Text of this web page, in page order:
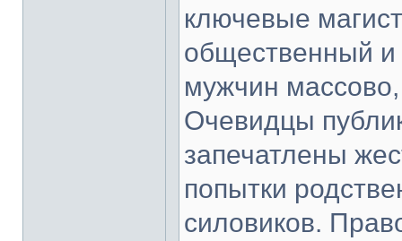
ключевые
общественный и
мужчин
Очевидцы
запечатлены
попытки
силовиков.